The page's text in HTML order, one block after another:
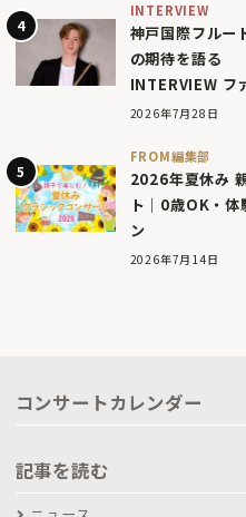
INTERVIEW
神戸国際フルー
の期待を語る
INTERVIEW フ
2026年7月28日
FROM編集部
2026年夏休み
ト｜0歳OK・
ン
2026年7月14日
コンサートカレンダー
記事を読む